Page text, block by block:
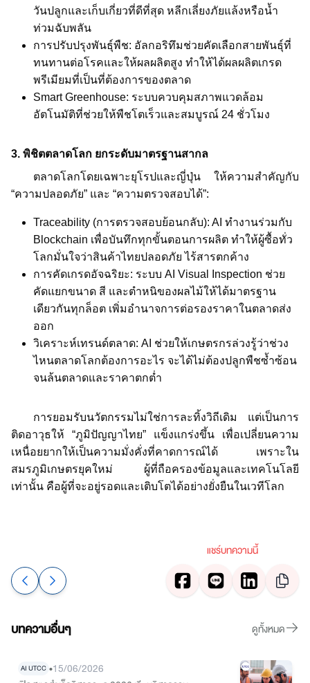
วันปลูกและเก็บเกี่ยวที่ดีที่สุด หลีกเลี่ยงภัยแล้งหรือน้ำ
ท่วมฉับพลัน
การปรับปรุงพันธุ์พืช: อัลกอริทึมช่วยคัดเลือกสายพันธุ์ที่
ทนทานต่อโรคและให้ผลผลิตสูง ทำให้ได้ผลผลิตเกรด
พรีเมียมที่เป็นที่ต้องการของตลาด
Smart Greenhouse: ระบบควบคุมสภาพแวดล้อม
อัตโนมัติที่ช่วยให้พืชโตเร็วและสมบูรณ์ 24 ชั่วโมง
3. พิชิตตลาดโลก ยกระดับมาตรฐานสากล
ตลาดโลกโดยเฉพาะยุโรปและญี่ปุ่น ให้ความสำคัญกับ
“ความปลอดภัย” และ “ความตรวจสอบได้”:
Traceability (การตรวจสอบย้อนกลับ): AI ทำงานร่วมกับ
Blockchain เพื่อบันทึกทุกขั้นตอนการผลิต ทำให้ผู้ซื้อทั่ว
โลกมั่นใจว่าสินค้าไทยปลอดภัย ไร้สารตกค้าง
การคัดเกรดอัจฉริยะ: ระบบ AI Visual Inspection ช่วย
คัดแยกขนาด สี และตำหนิของผลไม้ให้ได้มาตรฐาน
เดียวกันทุกล็อต เพิ่มอำนาจการต่อรองราคาในตลาดส่ง
ออก
วิเคราะห์เทรนด์ตลาด: AI ช่วยให้เกษตรกรล่วงรู้ว่าช่วง
ไหนตลาดโลกต้องการอะไร จะได้ไม่ต้องปลูกพืชซ้ำซ้อน
จนล้นตลาดและราคาตกต่ำ
การยอมรับนวัตกรรมไม่ใช่การละทิ้งวิถีเดิม แต่เป็นการ
ติดอาวุธให้ “ภูมิปัญญาไทย” แข็งแกร่งขึ้น เพื่อเปลี่ยนความ
เหนื่อยยากให้เป็นความมั่งคั่งที่คาดการณ์ได้ เพราะใน
สมรภูมิเกษตรยุคใหม่ ผู้ที่ถือครองข้อมูลและเทคโนโลยี
เท่านั้น คือผู้ที่จะอยู่รอดและเติบโตได้อย่างยั่งยืนในเวทีโลก
แชร์บทความนี้
บทความอื่นๆ ดูทั้งหมด
AI UTCC •15/06/2026